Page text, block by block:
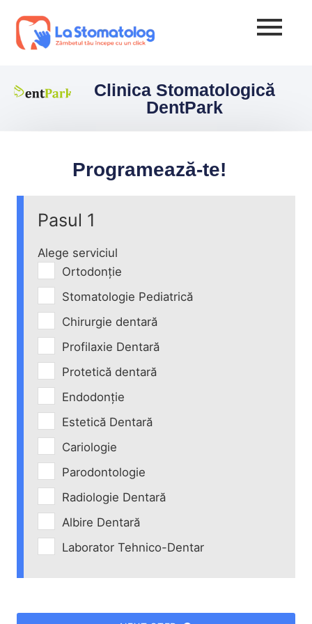
Clinica Stomatologică
DentPark
Programează-te!
Pasul 1
Alege serviciul
Ortodonție
Stomatologie Pediatrică
Chirurgie dentară
Profilaxie Dentară
Protetică dentară
Endodonție
Estetică Dentară
Cariologie
Parodontologie
Radiologie Dentară
Albire Dentară
Laborator Tehnico-Dentar